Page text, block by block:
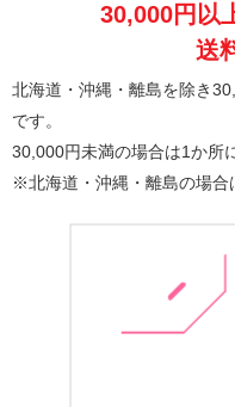
30,000円以
送
北海道・沖縄・離島を除き
です。
30,000円未満の場合は1か所
※北海道・沖縄・離島の場合